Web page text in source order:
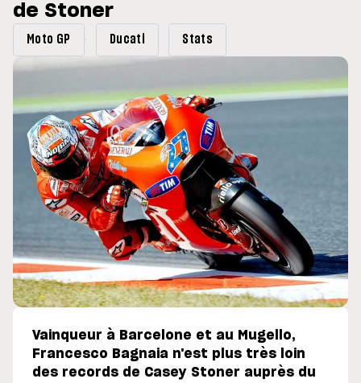
du GP de Grande-
retour en septembre
de Stoner
Moto GP Ducati Stats
Vainqueur à Barcelone et au Mugello,
Francesco Bagnaia n'est plus très loin
des records de Casey Stoner auprès du